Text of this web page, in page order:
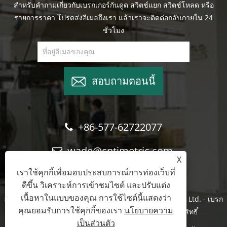
สำหรับคำถามเกี่ยวกับเบรกเกอร์กันดูด สวิตช์แยก สวิตช์โหลด หรือ
รายการราคา โปรดส่งอีเมลถึงเรา แล้วเราจะติดต่อกลับภายใน 24
ชั่วโมง
สอบถามตอนนี้
+86-577-62722077
wade@cntimetric.com
ลิขสิทธิ์ © 2022 Wenzhou Shuyi Import and Export Co., Ltd. - เบรก
เกอร์สุญญากาศ, สวิตช์แยก, สวิตช์โหลด - สงวนลิขสิทธิ์
X
เราใช้คุกกี้เพื่อมอบประสบการณ์การท่องเว็บที่
ดีขึ้น วิเคราะห์การเข้าชมไซต์ และปรับแต่ง
เนื้อหาในแบบของคุณ การใช้ไซต์นี้แสดงว่า
คุณยอมรับการใช้คุกกี้ของเรา นโยบายความ
เป็นส่วนตัว